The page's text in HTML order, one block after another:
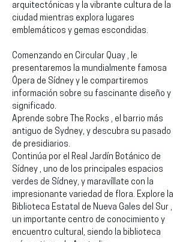
arquitectónicas y la vibrante cultura de la
ciudad mientras explora lugares
emblemáticos y gemas escondidas.
Comenzando en Circular Quay , le
presentaremos la mundialmente famosa
Ópera de Sídney y le compartiremos
información sobre su fascinante diseño y
significado.
Aprende sobre The Rocks , el barrio más
antiguo de Sydney, y descubra su pasado
de presidiarios.
Continúa por el Real Jardín Botánico de
Sídney , uno de los principales espacios
verdes de Sídney, y maravíllate con la
impresionante variedad de flora. Explore la
Biblioteca Estatal de Nueva Gales del Sur ,
un importante centro de conocimiento y
encuentro cultural, siendo la biblioteca